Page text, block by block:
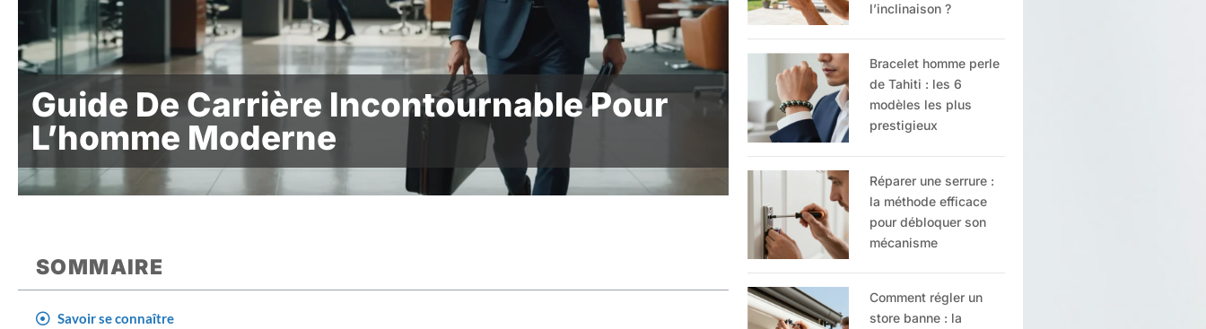
Guide De Carrière Incontournable Pour
L’homme Moderne
SOMMAIRE
Savoir se connaître
l’inclinaison ?
Bracelet homme perle
de Tahiti : les 6
modèles les plus
prestigieux
Réparer une serrure :
la méthode efficace
pour débloquer son
mécanisme
Comment régler un
store banne : la